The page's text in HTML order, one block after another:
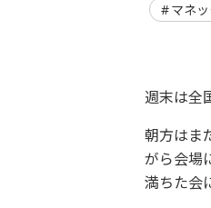
マネ
週末は全
朝方はま
がら会場
満ちた会